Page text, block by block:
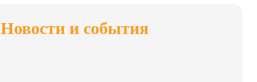
Новости и события